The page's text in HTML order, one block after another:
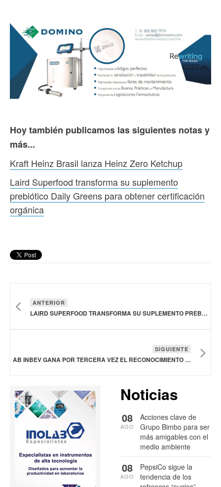
Hoy también publicamos las siguientes notas y
más...
Kraft Heinz Brasil lanza Heinz Zero Ketchup
Laird Superfood transforma su suplemento
prebiótico Daily Greens para obtener certificación
orgánica
ANTERIOR
LAIRD SUPERFOOD TRANSFORMA SU SUPLEMENTO PREBIÓTICO DAILY GREENS PARA OBTENER CERTIFICACIÓN ORGÁNICA
SIGUIENTE
AB INBEV GANA POR TERCERA VEZ EL RECONOCIMIENTO CANNES LIONS CREATIVE MARKETER OF THE YEAR
Noticias
Acciones clave de
Grupo Bimbo para ser
más amigables con el
medio ambiente
08
AGO
PepsiCo sigue la
tendencia de los
08
AGO